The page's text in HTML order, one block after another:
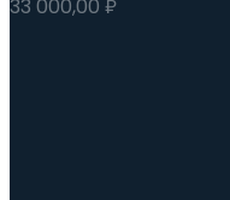
33 000,00 ₽